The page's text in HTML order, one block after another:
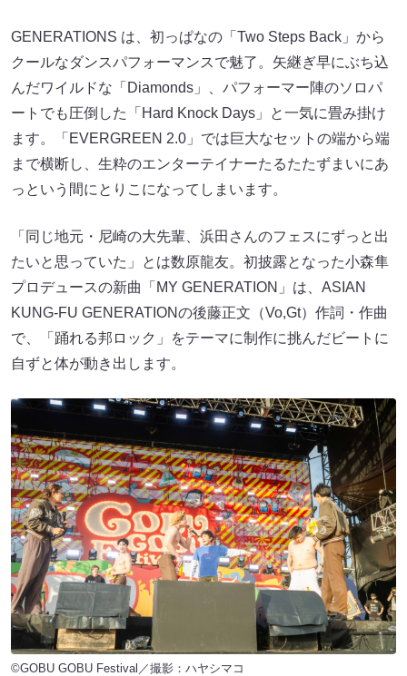
GENERATIONS は、初っぱなの「Two Steps Back」から
クールなダンスパフォーマンスで魅了。矢継ぎ早にぶち込
んだワイルドな「Diamonds」、パフォーマー陣のソロパ
ートでも圧倒した「Hard Knock Days」と一気に畳み掛け
ます。「EVERGREEN 2.0」では巨大なセットの端から端
まで横断し、生粋のエンターテイナーたるたたずまいにあ
っという間にとりこになってしまいます。
「同じ地元・尼崎の大先輩、浜田さんのフェスにずっと出
たいと思っていた」とは数原龍友。初披露となった小森隼
プロデュースの新曲「MY GENERATION」は、ASIAN
KUNG-FU GENERATIONの後藤正文（Vo,Gt）作詞・作曲
で、「踊れる邦ロック」をテーマに制作に挑んだビートに
自ずと体が動き出します。
©GOBU GOBU Festival／撮影：ハヤシマコ